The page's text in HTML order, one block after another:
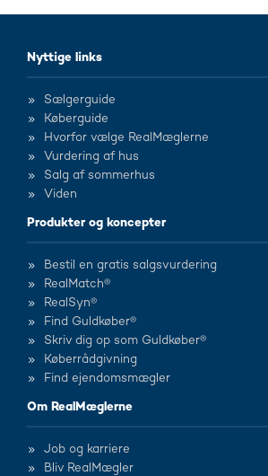
Nyttige links
Sælgerguide
Køberguide
Hvorfor vælge RealMæglerne
Vurdering af hus
Salg af sommerhus
Viden
Produkter og koncepter
Bestil en gratis salgsvurdering
RealMatch®
RealSyn®
Find Guldkøber®
Skriv dig op som Guldkøber®
Køberrådgivning
Find ejendomsmægler
Om RealMæglerne
Job og karriere
Bliv RealMægler